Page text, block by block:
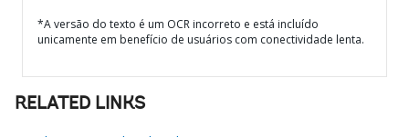
*A versão do texto é um OCR incorreto e está incluído
unicamente em benefício de usuários com conectividade lenta.
RELATED LINKS